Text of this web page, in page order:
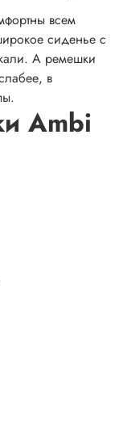
всем
сиденье с
А ремешки
в
Ambi